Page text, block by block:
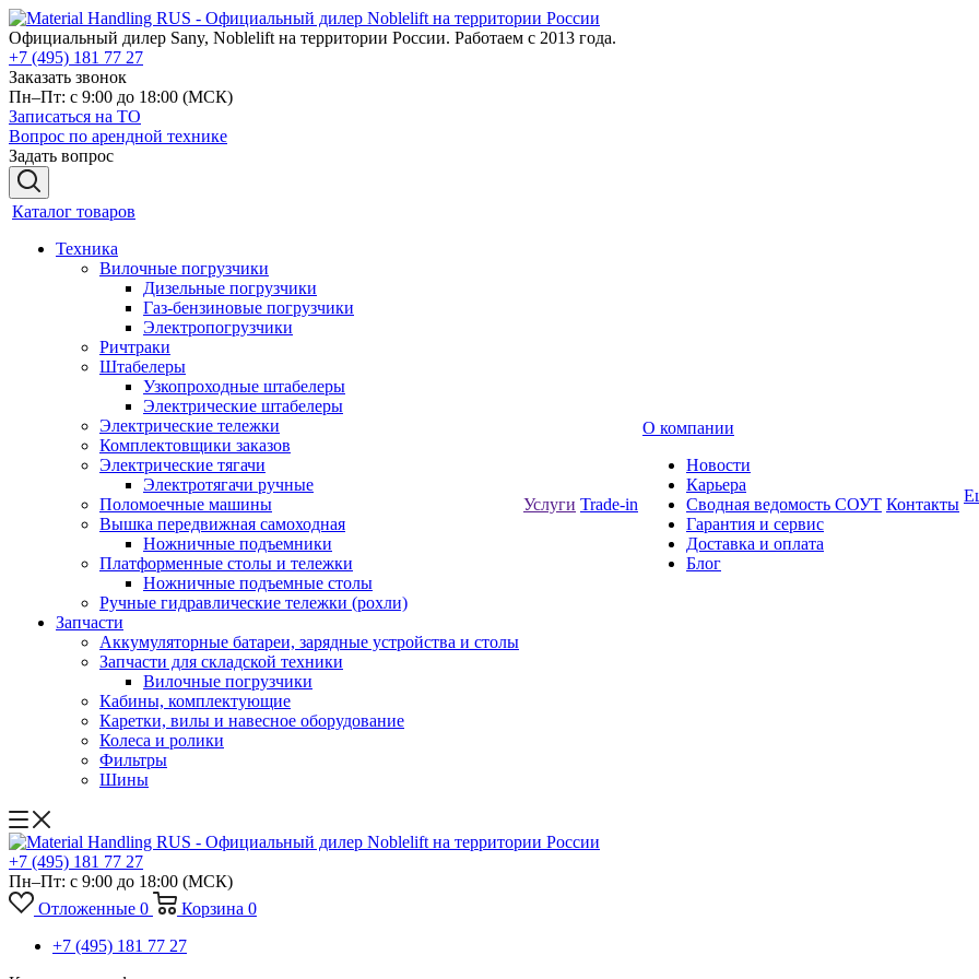
Официальный дилер Sany, Noblelift на территории России. Работаем с 2013 года.
+7 (495) 181 77 27
Заказать звонок
Пн–Пт: с 9:00 до 18:00 (МСК)
Записаться на ТО
Вопрос по арендной технике
Задать вопрос
Каталог товаров
Техника
Вилочные погрузчики
Дизельные погрузчики
Газ-бензиновые погрузчики
Электропогрузчики
Ричтраки
Штабелеры
Узкопроходные штабелеры
Электрические штабелеры
Электрические тележки
Комплектовщики заказов
Электрические тягачи
Электротягачи ручные
Поломоечные машины
Вышка передвижная самоходная
Ножничные подъемники
Платформенные столы и тележки
Ножничные подъемные столы
Ручные гидравлические тележки (рохли)
Запчасти
Аккумуляторные батареи, зарядные устройства и столы
Запчасти для складской техники
Вилочные погрузчики
Кабины, комплектующие
Каретки, вилы и навесное оборудование
Колеса и ролики
Фильтры
Шины
Услуги Trade-in
О компании
Новости
Карьера
Сводная ведомость СОУТ
Гарантия и сервис
Доставка и оплата
Блог
Контакты
+7 (495) 181 77 27
Пн–Пт: с 9:00 до 18:00 (МСК)
Отложенные 0 Корзина 0
+7 (495) 181 77 27